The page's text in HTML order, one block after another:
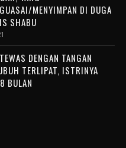
MENYIMPAN DI DUGA
SHABU
DENGAN TANGAN
TERLIPAT, ISTRINYA
BULAN